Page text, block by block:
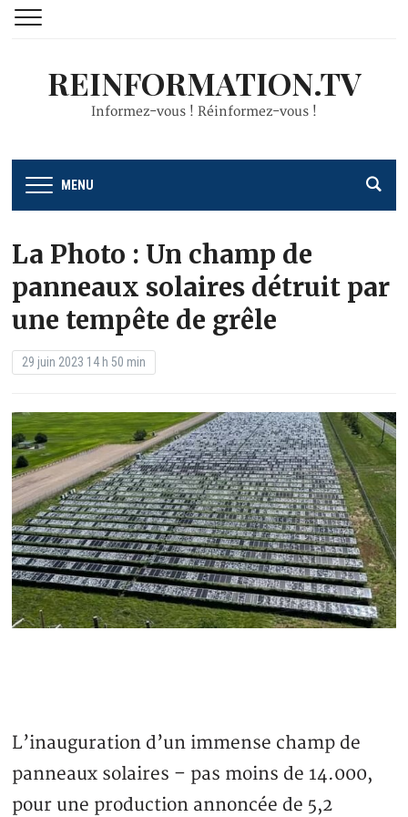
REINFORMATION.TV
Informez-vous ! Réinformez-vous !
MENU
La Photo : Un champ de
panneaux solaires détruit par
une tempête de grêle
29 juin 2023 14 h 50 min
L’inauguration d’un immense champ de
panneaux solaires – pas moins de 14.000,
pour une production annoncée de 5,2